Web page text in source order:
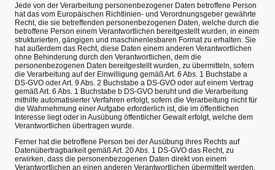
Jede von der Verarbeitung personenbezogener Daten betroffene Person
hat das vom Europäischen Richtlinien- und Verordnungsgeber gewährte
Recht, die sie betreffenden personenbezogenen Daten, welche durch die
betroffene Person einem Verantwortlichen bereitgestellt wurden, in einem
strukturierten, gängigen und maschinenlesbaren Format zu erhalten. Sie
hat außerdem das Recht, diese Daten einem anderen Verantwortlichen
ohne Behinderung durch den Verantwortlichen, dem die
personenbezogenen Daten bereitgestellt wurden, zu übermitteln, sofern
die Verarbeitung auf der Einwilligung gemäß Art. 6 Abs. 1 Buchstabe a
DS-GVO oder Art. 9 Abs. 2 Buchstabe a DS-GVO oder auf einem Vertrag
gemäß Art. 6 Abs. 1 Buchstabe b DS-GVO beruht und die Verarbeitung
mithilfe automatisierter Verfahren erfolgt, sofern die Verarbeitung nicht für
die Wahrnehmung einer Aufgabe erforderlich ist, die im öffentlichen
Interesse liegt oder in Ausübung öffentlicher Gewalt erfolgt, welche dem
Verantwortlichen übertragen wurde.
Ferner hat die betroffene Person bei der Ausübung ihres Rechts auf
Datenübertragbarkeit gemäß Art. 20 Abs. 1 DS-GVO das Recht, zu
erwirken, dass die personenbezogenen Daten direkt von einem
Verantwortlichen an einen anderen Verantwortlichen übermittelt werden,